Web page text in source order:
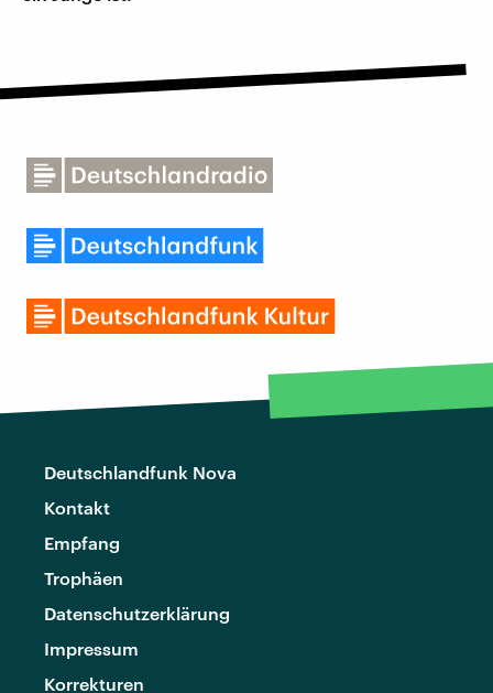
Deutschlandfunk Nova
Kontakt
Empfang
Trophäen
Datenschutzerklärung
Impressum
Korrekturen